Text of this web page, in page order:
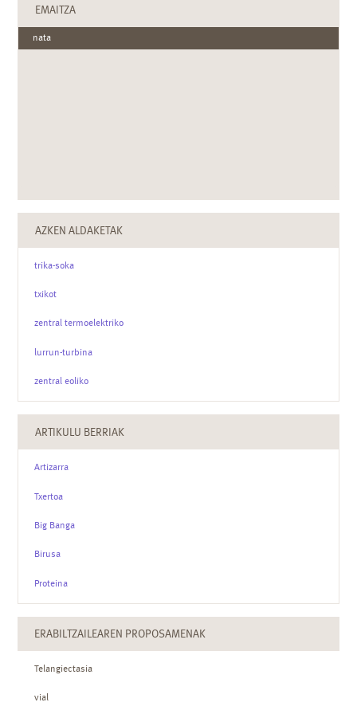
EMAITZA
nata
AZKEN ALDAKETAK
trika-soka
txikot
zentral termoelektriko
lurrun-turbina
zentral eoliko
ARTIKULU BERRIAK
Artizarra
Txertoa
Big Banga
Birusa
Proteina
ERABILTZAILEAREN PROPOSAMENAK
Telangiectasia
vial